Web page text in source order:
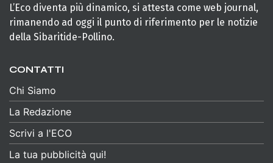
L’Eco diventa più dinamico, si attesta come web journal,
rimanendo ad oggi il punto di riferimento per le notizie
della Sibaritide-Pollino.
CONTATTI
Chi Siamo
La Redazione
Scrivi a l'ECO
La tua pubblicità qui!